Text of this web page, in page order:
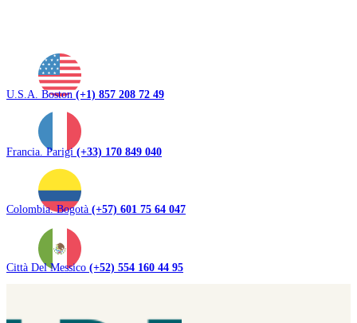
U.S.A. Boston(+1) 857 208 72 49
Francia. Parigi(+33) 170 849 040
Colombia. Bogotà (+57) 601 75 64 047
Città Del Messico (+52) 554 160 44 95